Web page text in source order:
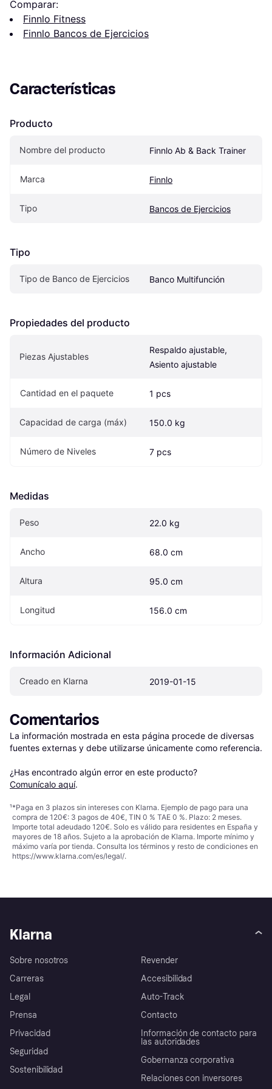
Comparar:
Finnlo Fitness
Finnlo Bancos de Ejercicios
Características
Producto
Nombre del producto Finnlo Ab & Back Trainer
Marca Finnlo
Tipo Bancos de Ejercicios
Tipo
Tipo de Banco de Ejercicios Banco Multifunción
Propiedades del producto
Piezas Ajustables
Respaldo ajustable,
Asiento ajustable
Cantidad en el paquete 1 pcs
Capacidad de carga (máx) 150.0 kg
Número de Niveles 7 pcs
Medidas
Peso 22.0 kg
Ancho 68.0 cm
Altura 95.0 cm
Longitud 156.0 cm
Información Adicional
Creado en Klarna 2019-01-15
Comentarios
La información mostrada en esta página procede de diversas
fuentes externas y debe utilizarse únicamente como referencia.
¿Has encontrado algún error en este producto?
Comunícalo aquí.
¹*Paga en 3 plazos sin intereses con Klarna. Ejemplo de pago para una
compra de 120€: 3 pagos de 40€, TIN 0 % TAE 0 %. Plazo: 2 meses.
Importe total adeudado 120€. Solo es válido para residentes en España y
mayores de 18 años. Sujeto a la aprobación de Klarna. Importe mínimo y
máximo varía por tienda. Consulta los términos y resto de condiciones en
https://www.klarna.com/es/legal/.
Klarna
Sobre nosotros
Carreras
Legal
Prensa
Privacidad
Seguridad
Sostenibilidad
Revender
Accesibilidad
Auto-Track
Contacto
Información de contacto para
las autoridades
Gobernanza corporativa
Relaciones con inversores